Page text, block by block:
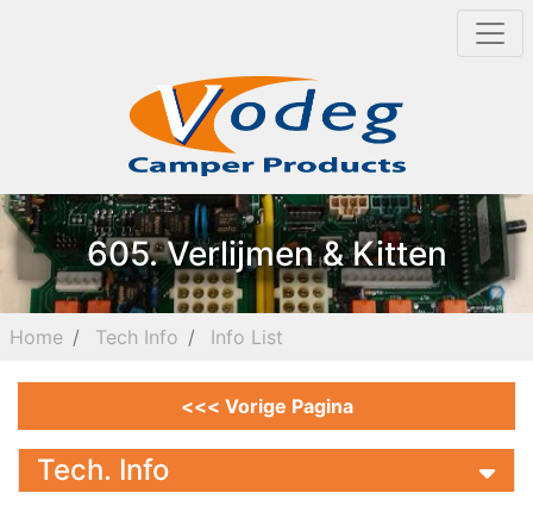
605. Verlijmen & Kitten
Home Tech Info Info List
<<< Vorige Pagina
Tech. Info